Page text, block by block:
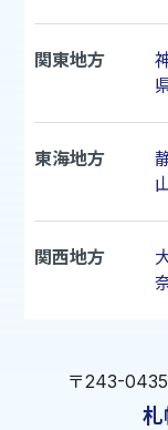
関東地方
東海地方
関西地方
〒243-
札